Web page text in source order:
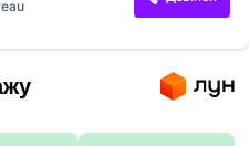
і актуальним інтерʼєром та
для дружньої сімʼї. То окремі
метри з виходом на терасу.
ванної кімнати, гостьовий
провідних сві...